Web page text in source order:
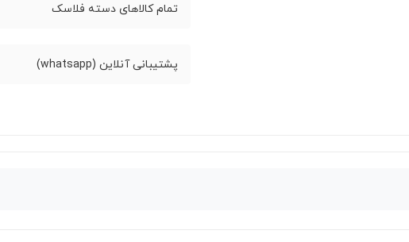
تمام کالاهای دسته فلاسک
پشتیبانی آنلاین (whatsapp)